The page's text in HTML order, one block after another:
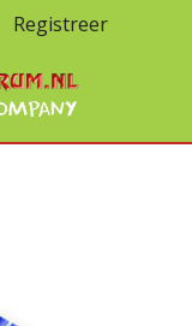
Registreer